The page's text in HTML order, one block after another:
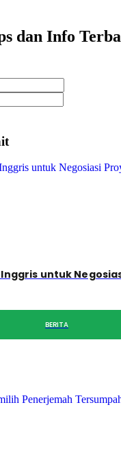
dan Info
untuk
BERITA